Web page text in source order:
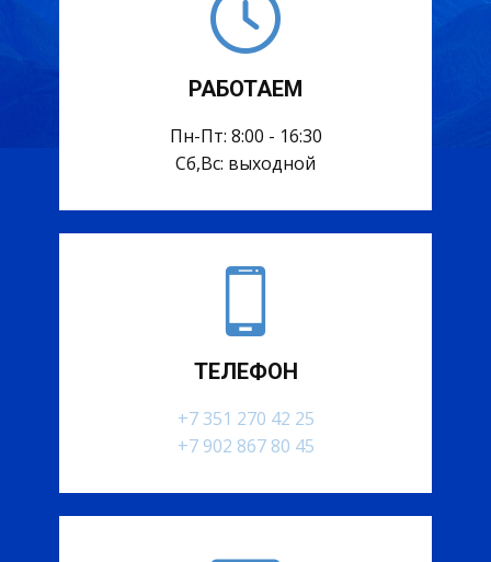
РАБОТАЕМ
Пн-Пт: 8:00 - 16:30
Сб,Вс: выходной
ТЕЛЕФОН
+7 351 270 42 25
+7 902 867 80 45